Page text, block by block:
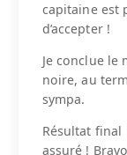
capitaine est
d’accepter !
Je conclue
noire, au
sympa.
Résultat final
assuré !